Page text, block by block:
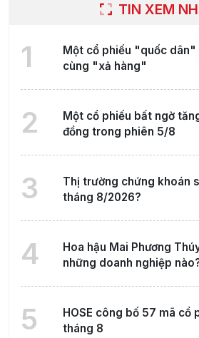
TIN XEM
1
Một cổ phiếu "quốc dân"
cùng "xả hàng"
2
Một cổ phiếu bất ngờ
đồng trong phiên 5/8
3
Thị trường chứng khoán
tháng 8/2026?
4
Hoa hậu Mai Phương
những doanh nghiệp
5
HOSE công bố 57 mã cổ
tháng 8